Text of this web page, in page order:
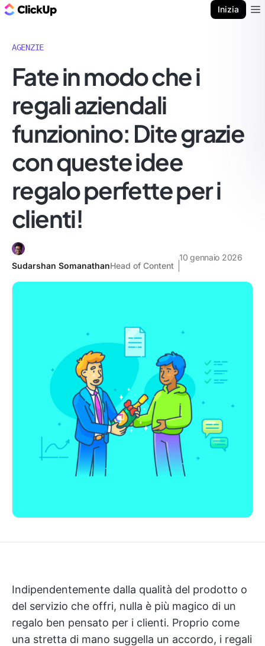
Inizia
AGENZIE
Fate in modo che i
regali aziendali
funzionino: Dite grazie
con queste idee
regalo perfette per i
clienti!
Sudarshan SomanathanHead of Content
10 gennaio 2026
Indipendentemente dalla qualità del prodotto o
del servizio che offri, nulla è più magico di un
regalo ben pensato per i clienti. Proprio come
una stretta di mano suggella un accordo, i regali